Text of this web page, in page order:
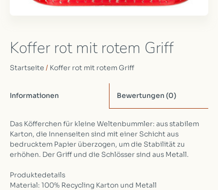
Koffer rot mit rotem Griff
Startseite / Koffer rot mit rotem Griff
Informationen Bewertungen (0)
Das Köfferchen für kleine Weltenbummler: aus stabilem
Karton, die Innenseiten sind mit einer Schicht aus
bedrucktem Papier überzogen, um die Stabilität zu
erhöhen. Der Griff und die Schlösser sind aus Metall.
Produktedetails
Material: 100% Recycling Karton und Metall